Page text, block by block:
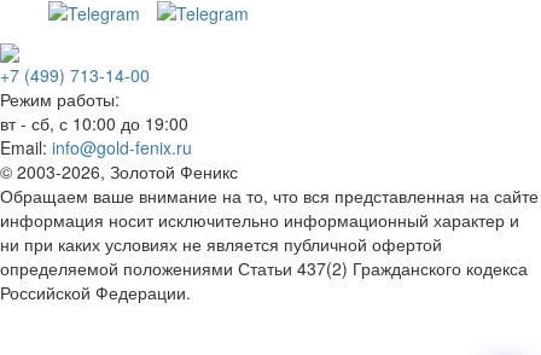
+7 (499) 713-14-00
Режим работы:
вт - сб, с 10:00 до 19:00
Email: info@gold-fenix.ru
© 2003-2026, Золотой Феникс
Обращаем ваше внимание на то, что вся представленная на сайте
информация носит исключительно информационный характер и
ни при каких условиях не является публичной офертой
определяемой положениями Статьи 437(2) Гражданского кодекса
Российской Федерации.